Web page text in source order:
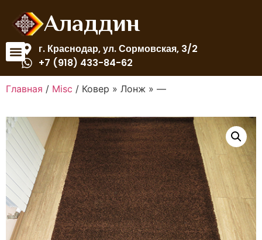
Аладдин
г. Краснодар, ул. Сормовская, 3/2
+7 (918) 433-84-62
Главная / Misc / Ковер » Лонж » —